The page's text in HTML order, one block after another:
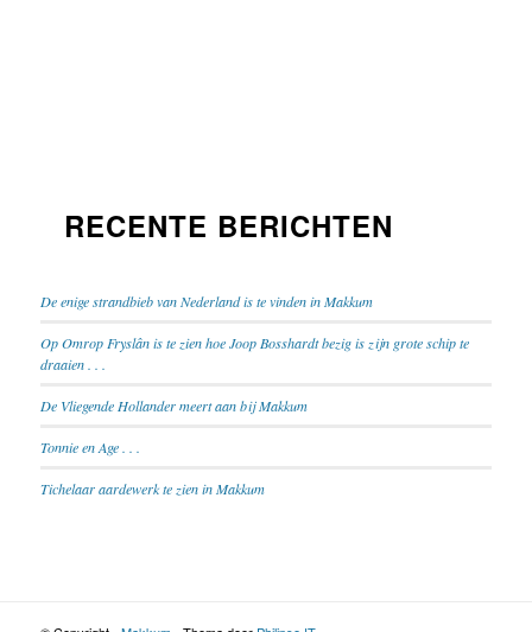
RECENTE BERICHTEN
De enige strandbieb van Nederland is te vinden in Makkum
Op Omrop Fryslân is te zien hoe Joop Bosshardt bezig is zijn grote schip te
draaien . . .
De Vliegende Hollander meert aan bij Makkum
Tonnie en Age . . .
Tichelaar aardewerk te zien in Makkum